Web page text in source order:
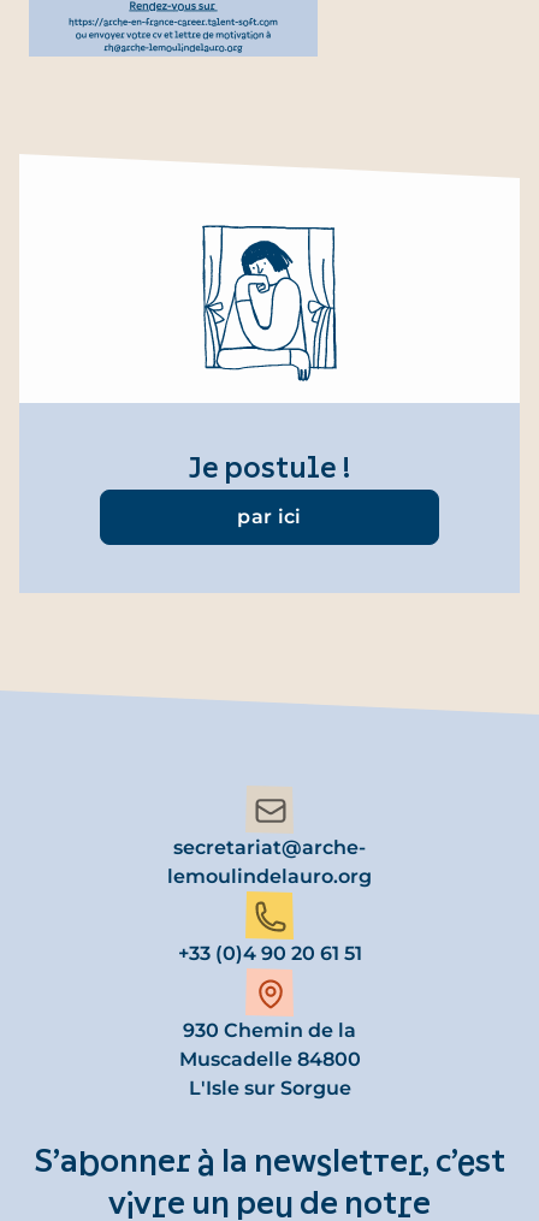
Je postule !
par ici
secretariat@arche-
lemoulindelauro.org
+33 (0)4 90 20 61 51
930 Chemin de la
Muscadelle 84800
L'Isle sur Sorgue
S’abonner à la newsletter, c’est
vivre un peu de notre